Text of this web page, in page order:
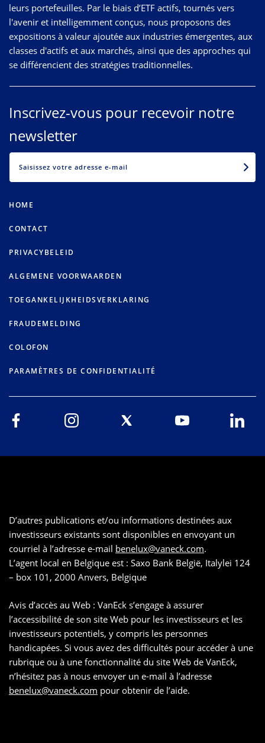
leurs portefeuilles. Par le biais d’ETF actifs, tournés vers
l'avenir et intelligemment conçus, nous proposons des
expositions à valeur ajoutée aux industries émergentes, aux
classes d'actifs et aux marchés, ainsi que des approches qui
se différencient des stratégies traditionnelles.
Inscrivez-vous pour recevoir notre
newsletter
HOME
CONTACT
PRIVACYBELEID
ALGEMENE VOORWAARDEN
TOEGANKELIJKHEIDSVERKLARING
FRAUDEMELDING
COLOFON
PARAMÈTRES DE CONFIDENTIALITÉ
D’autres publications et/ou informations destinées aux
investisseurs existants sont disponibles en envoyant un
courriel à l’adresse e-mail benelux@vaneck.com.
L’agent local en Belgique est : Saxo Bank België, Italylei 124
– box 101, 2000 Anvers, Belgique
Avis d’accès au Web : VanEck s’engage à assurer
l’accessibilité de son site Web pour les investisseurs et les
investisseurs potentiels, y compris les personnes
handicapées. Si vous avez des difficultés pour accéder à une
rubrique ou à une fonctionnalité du site Web de VanEck,
n’hésitez pas à nous envoyer un e-mail à l’adresse
benelux@vaneck.com pour obtenir de l’aide.